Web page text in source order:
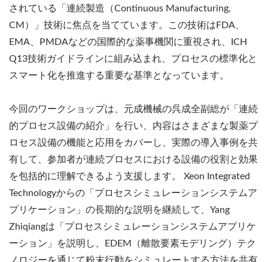
されている「連続製造（Continuous Manufacturing,
CM）」技術に焦点を当てています。この技術はFDA、
EMA、PMDAなどの国際的な薬事機関に重視され、ICH
Q13技術ガイドラインに組み込まれ、プロセスの標準化と
スマート化を推進する重要な基準となっています。
今回のワークショップは、元成機械の呉成全副総が「連続
的プロセス設備の紹介」を行い、内容はさまざまな製薬プ
ロセス設備の機能と応用をカバーし、実際の導入事例を共
有して、参加者が連続プロセスにおける設備の役割と効果
を包括的に理解できるよう支援します。 Xeon Integrated
Technologyからの「プロセスシミュレーションシステムア
プリケーション」の長期的な説明を継続して、Yang
Zhiqiangは「プロセスシミュレーションシステムアプリケ
ーション」を説明し、EDEM（離散要素モデリング）テク